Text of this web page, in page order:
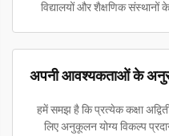
विद्यालयों और शैक्षणिक संस्थानों
अपनी आवश्यकताओं के
हमें समझ है कि प्रत्येक कक्षा
लिए अनुकूलन योग्य विकल्प